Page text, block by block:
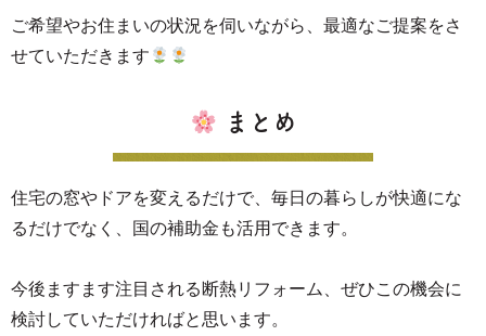
ご希望やお住まいの状況を伺いながら、最適なご提案をさ
せていただきます
まとめ
住宅の窓やドアを変えるだけで、毎日の暮らしが快適にな
るだけでなく、国の補助金も活用できます。
今後ますます注目される断熱リフォーム、ぜひこの機会に
検討していただければと思います。